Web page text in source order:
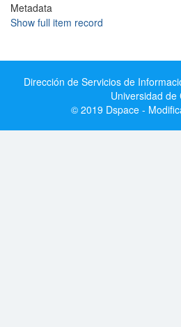
Metadata
Show full item record
Dirección de Servicios de
Universidad de
© 2019 Dspace -